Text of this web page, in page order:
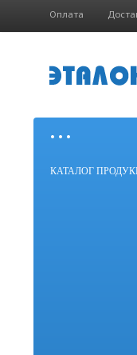
Оплата
• • •
КАТАЛОГ